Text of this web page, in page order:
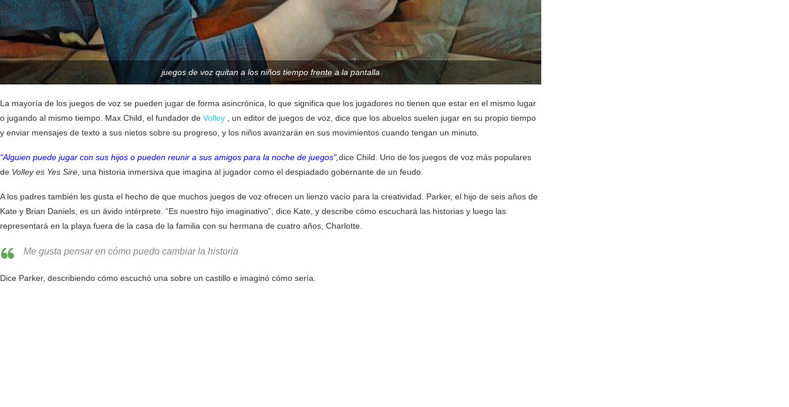
juegos de voz quitan a los niños tiempo frente a la pantalla
La mayoría de los juegos de voz se pueden jugar de forma asincrónica, lo que significa que los jugadores no tienen que estar en el mismo lugar
o jugando al mismo tiempo. Max Child, el fundador de Volley , un editor de juegos de voz, dice que los abuelos suelen jugar en su propio tiempo
y enviar mensajes de texto a sus nietos sobre su progreso, y los niños avanzarán en sus movimientos cuando tengan un minuto.
“Alguien puede jugar con sus hijos o pueden reunir a sus amigos para la noche de juegos”, dice Child. Uno de los juegos de voz más populares
de Volley es Yes Sire , una historia inmersiva que imagina al jugador como el despiadado gobernante de un feudo.
A los padres también les gusta el hecho de que muchos juegos de voz ofrecen un lienzo vacío para la creatividad. Parker, el hijo de seis años de
Kate y Brian Daniels, es un ávido intérprete. “Es nuestro hijo imaginativo”, dice Kate, y describe cómo escuchará las historias y luego las
representará en la playa fuera de la casa de la familia con su hermana de cuatro años, Charlotte.
Me gusta pensar en cómo puedo cambiar la historia
Dice Parker, describiendo cómo escuchó una sobre un castillo e imaginó cómo sería.